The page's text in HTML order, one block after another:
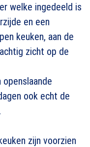
welke ingedeeld is
en een
keuken, aan de
zicht op de
ook echt de
zijn voorzien